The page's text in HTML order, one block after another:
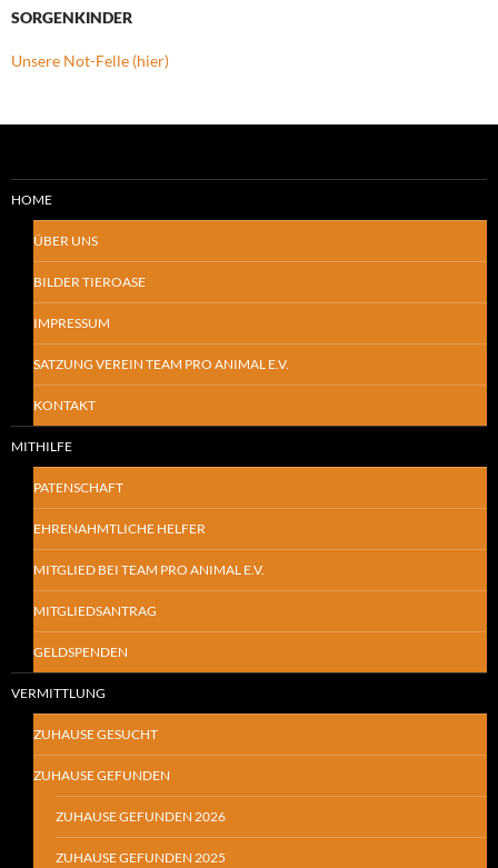
SORGENKINDER
Unsere Not-Felle (hier)
HOME
ÜBER UNS
BILDER TIEROASE
IMPRESSUM
SATZUNG VEREIN TEAM PRO ANIMAL E.V.
KONTAKT
MITHILFE
PATENSCHAFT
EHRENAHMTLICHE HELFER
MITGLIED BEI TEAM PRO ANIMAL E.V.
MITGLIEDSANTRAG
GELDSPENDEN
VERMITTLUNG
ZUHAUSE GESUCHT
ZUHAUSE GEFUNDEN
ZUHAUSE GEFUNDEN 2026
ZUHAUSE GEFUNDEN 2025